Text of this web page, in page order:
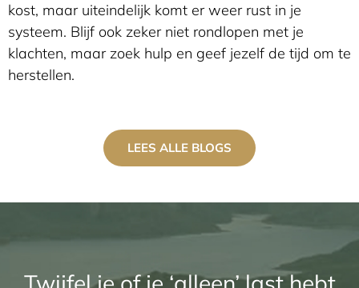
kost, maar uiteindelijk komt er weer rust in je
systeem. Blijf ook zeker niet rondlopen met je
klachten, maar zoek hulp en geef jezelf de tijd om te
herstellen.
LEES ALLE BLOGS